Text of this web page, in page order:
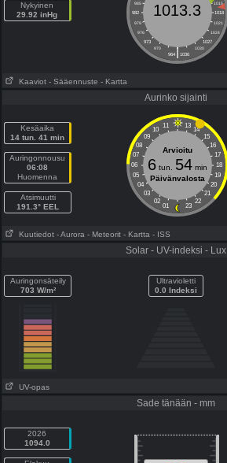
Nykyinen
29.92 inHg
985
1015
982
1018
979
1021
976
1024
973
1027
970
1030
|
964 1036
1013.3
Kaaviot - Sääennuste - Kartta
Aurinko sijainti
Kesäaika
14 tun. 41 min
Auringonnousu
06:08
Huomenna
Atsimuutti
191.3° EEL
11 13
10
14
09
15
08
16
07
17
06
18
05
19
04
20
03
21
02
22
01 23
Arvioitu
6tun. 54min
Päivänvalosta
Kuutiedot - Aurora - Meteorit - Kartta - ISS
Solar - UV-indeksi - Lux
Auringonsäteily
703 W/m²
Ultravioletti
0.0 Indeksi
UV-opas
Sade tänään - mm
2026
1094.0